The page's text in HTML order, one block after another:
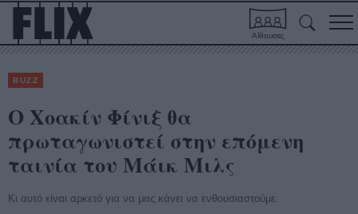
Αίθουσες
BUZZ
Ο Χοακίν Φίνιξ θα
πρωταγωνιστεί στην επόμενη
ταινία του Μάικ Μιλς
Κι αυτό είναι αρκετό για να μας κάνει να ενθουσιαστούμε.